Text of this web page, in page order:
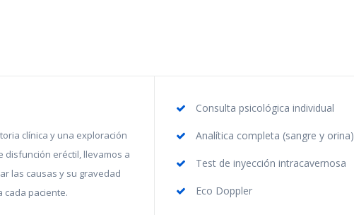
clínica y una exploración
disfunción eréctil, llevamos a
las causas y su gravedad
cada paciente.
Consulta psicológica individual
Analítica completa (sangre y orina)
Test de inyección intracavernosa
Eco Doppler